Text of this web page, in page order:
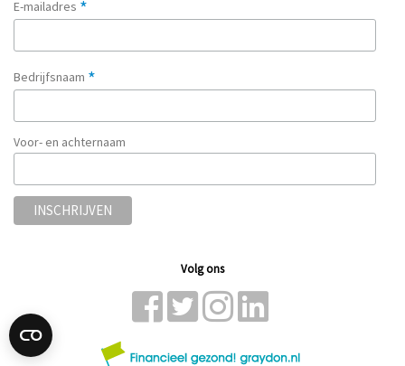
E-mailadres *
Bedrijfsnaam *
Voor- en achternaam
Volg ons